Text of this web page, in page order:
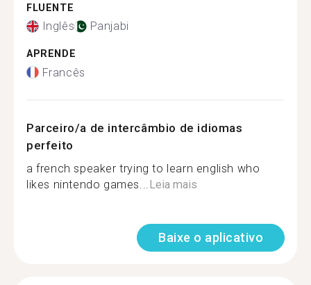
FLUENTE
Inglês Panjabi
APRENDE
Francês
Parceiro/a de intercâmbio de idiomas
perfeito
a french speaker trying to learn english who
likes nintendo games... Leia mais
Baixe o aplicativo